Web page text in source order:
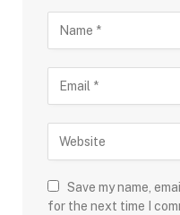
Save my name,
for the next time I